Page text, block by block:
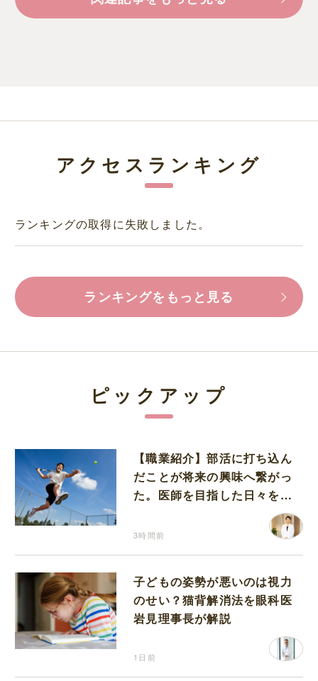
アクセスランキング
ランキングの取得に失敗しました。
ランキングをもっと見る
ピックアップ
【職業紹介】部活に打ち込ん
だことが将来の興味へ繋がっ
た。医師を目指した日々を振
3時間前
子どもの姿勢が悪いのは視力
のせい？猫背解消法を眼科医
岩見理事長が解説
1日前